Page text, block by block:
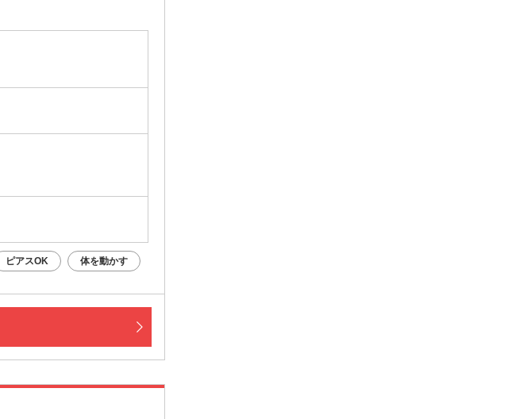
ピアスOK 体を動かす